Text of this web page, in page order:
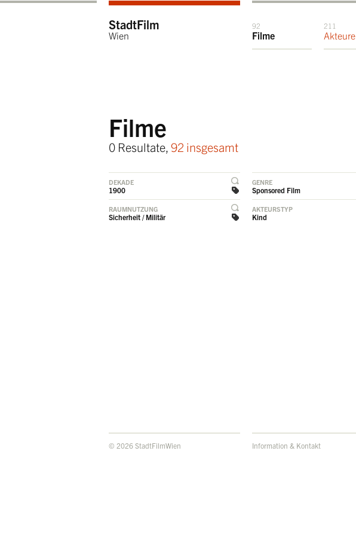
StadtFilm
Wien
92
Filme
211
Akteure
Filme
0 Resultate, 92 insgesamt
DEKADE
1900
GENRE
Sponsored Film
RAUMNUTZUNG
Sicherheit / Militär
AKTEURSTYP
Kind
© 2026 StadtFilmWien Information & Kontakt